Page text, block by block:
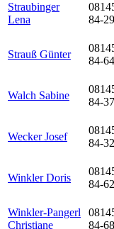
Straubinger
Lena
84-29
Strauß Günter
84-64
Walch Sabine
84-37
Wecker Josef
84-32
Winkler Doris
84-62
Winkler-Pangerl
Christiane
84-68